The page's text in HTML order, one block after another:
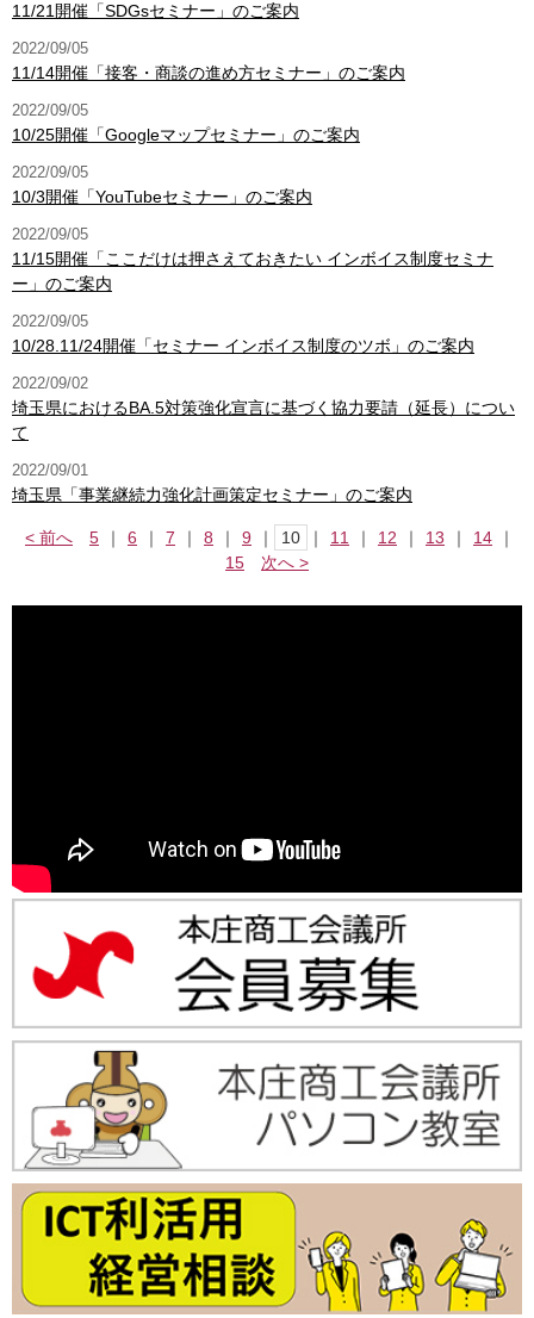
11/21開催「SDGsセミナー」のご案内
2022/09/05
11/14開催「接客・商談の進め方セミナー」のご案内
2022/09/05
10/25開催「Googleマップセミナー」のご案内
2022/09/05
10/3開催「YouTubeセミナー」のご案内
2022/09/05
11/15開催「ここだけは押さえておきたい インボイス制度セミナ
ー」のご案内
2022/09/05
10/28.11/24開催「セミナー インボイス制度のツボ」のご案内
2022/09/02
埼玉県におけるBA.5対策強化宣言に基づく協力要請（延長）につい
て
2022/09/01
埼玉県「事業継続力強化計画策定セミナー」のご案内
< 前へ 5 ｜ 6 ｜ 7 ｜ 8 ｜ 9 ｜ 10 ｜ 11 ｜ 12 ｜ 13 ｜ 14
｜
15
次へ >